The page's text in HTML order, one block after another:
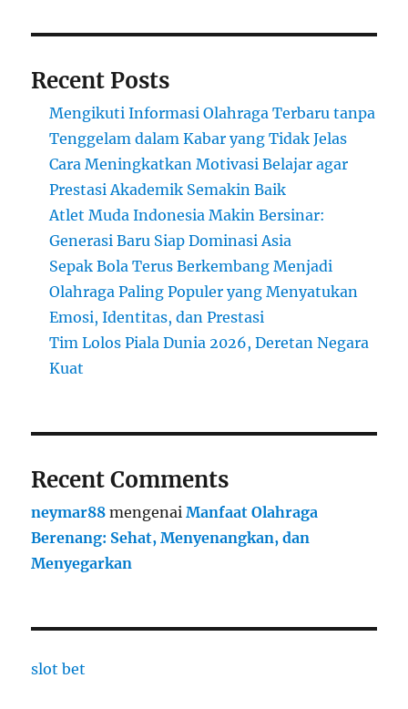
Recent Posts
Mengikuti Informasi Olahraga Terbaru tanpa
Tenggelam dalam Kabar yang Tidak Jelas
Cara Meningkatkan Motivasi Belajar agar
Prestasi Akademik Semakin Baik
Atlet Muda Indonesia Makin Bersinar:
Generasi Baru Siap Dominasi Asia
Sepak Bola Terus Berkembang Menjadi
Olahraga Paling Populer yang Menyatukan
Emosi, Identitas, dan Prestasi
Tim Lolos Piala Dunia 2026, Deretan Negara
Kuat
Recent Comments
neymar88 mengenaiManfaat Olahraga
Berenang: Sehat, Menyenangkan, dan
Menyegarkan
slot bet